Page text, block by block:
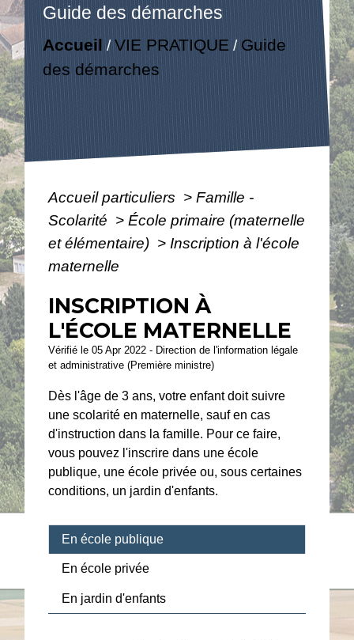
Guide des démarches
Accueil /VIE PRATIQUE / Guide
des démarches
Accueil particuliers > Famille -
Scolarité > École primaire (maternelle
et élémentaire) > Inscription à l'école
maternelle
INSCRIPTION À
L'ÉCOLE MATERNELLE
Vérifié le 05 Apr 2022 - Direction de l'information légale
et administrative (Première ministre)
Dès l'âge de 3 ans, votre enfant doit suivre
une scolarité en maternelle, sauf en cas
d'instruction dans la famille. Pour ce faire,
vous pouvez l'inscrire dans une école
publique, une école privée ou, sous certaines
conditions, un jardin d'enfants.
En école publique
En école privée
En jardin d'enfants